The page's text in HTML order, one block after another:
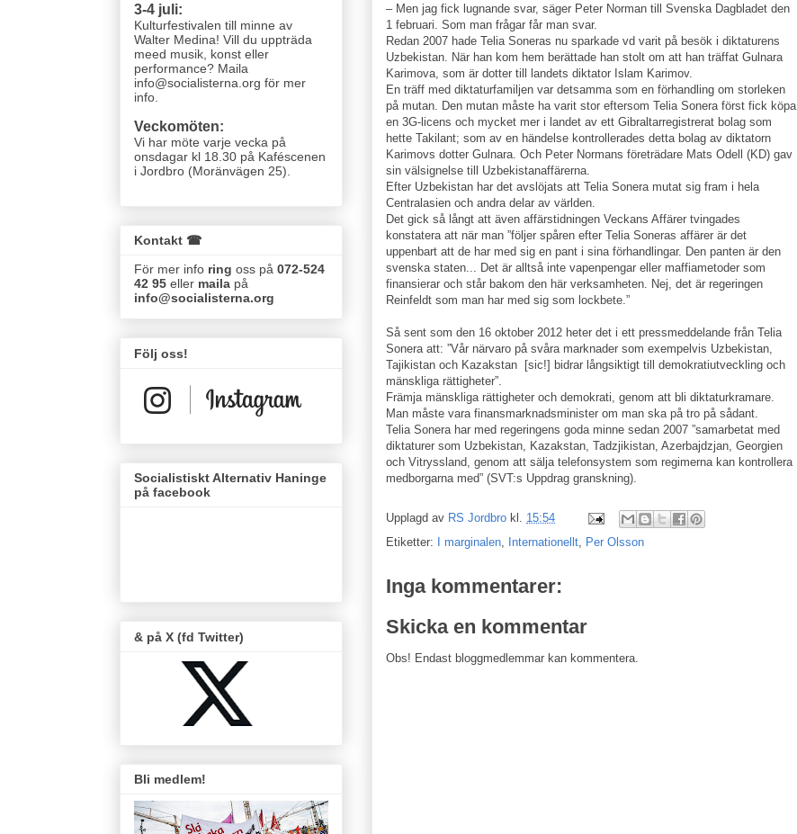
– Men jag fick lugnande svar, säger Peter Norman till Svenska Dagbladet den
1 februari. Som man frågar får man svar.
Redan 2007 hade Telia Soneras nu sparkade vd varit på besök i diktaturens
Uzbekistan. När han kom hem berättade han stolt om att han träffat Gulnara
Karimova, som är dotter till landets diktator Islam Karimov.
En träff med diktaturfamiljen var detsamma som en förhandling om storleken
på mutan. Den mutan måste ha varit stor eftersom Telia Sonera först fick köpa
en 3G-licens och mycket mer i landet av ett Gibraltarregistrerat bolag som
hette Takilant; som av en händelse kontrollerades detta bolag av diktatorn
Karimovs dotter Gulnara. Och Peter Normans företrädare Mats Odell (KD) gav
sin välsignelse till Uzbekistanaffärerna.
Efter Uzbekistan har det avslöjats att Telia Sonera mutat sig fram i hela
Centralasien och andra delar av världen.
Det gick så långt att även affärstidningen Veckans Affärer tvingades
konstatera att när man ”följer spåren efter Telia Soneras affärer är det
uppenbart att de har med sig en pant i sina förhandlingar. Den panten är den
svenska staten... Det är alltså inte vapenpengar eller maffiametoder som
finansierar och står bakom den här verksamheten. Nej, det är regeringen
Reinfeldt som man har med sig som lockbete.”
Så sent som den 16 oktober 2012 heter det i ett pressmeddelande från Telia
Sonera att: ”Vår närvaro på svåra marknader som exempelvis Uzbekistan,
Tajikistan och Kazakstan [sic!] bidrar långsiktigt till demokratiutveckling och
mänskliga rättigheter”.
Främja mänskliga rättigheter och demokrati, genom att bli diktaturkramare.
Man måste vara finansmarknadsminister om man ska på tro på sådant.
Telia Sonera har med regeringens goda minne sedan 2007 ”samarbetat med
diktaturer som Uzbekistan, Kazakstan, Tadzjikistan, Azerbajdzjan, Georgien
och Vitryssland, genom att sälja telefonsystem som regimerna kan kontrollera
medborgarna med” (SVT:s Uppdrag granskning).
Upplagd av RS Jordbro kl. 15:54
Etiketter:
I marginalen Internationellt Per Olsson
Inga kommentarer:
Skicka en kommentar
Obs! Endast bloggmedlemmar kan kommentera.
3-4 juli:
Kulturfestivalen till minne av
Walter Medina! Vill du uppträda
meed musik, konst eller
performance? Maila
info@socialisterna.org för mer
info.
Veckomöten:
Vi har möte varje vecka på
onsdagar kl 18.30 på Kaféscenen
i Jordbro (Moränvägen 25)
Kontakt ☎
För mer info ring oss på 072-524
42 95 eller maila på
info@socialisterna.org
Följ oss!
Socialistiskt Alternativ Haninge
på facebook
& på X (fd Twitter)
Bli medlem!